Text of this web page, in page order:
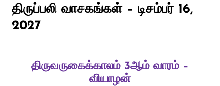
திருப்பலி வாசகங்கள் – டிசம்பர் 16,
2027
திருவருகைக்காலம் 3ஆம் வாரம் –
வியாழன்